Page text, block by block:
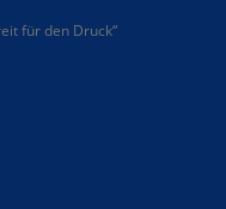
für den Druck“